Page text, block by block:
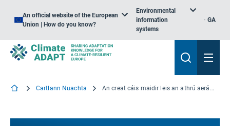
An official website of the European
Union | How do you know?
Environmental
information
systems
GA
Cartlann Nuachta An creat cáis maidir leis an athrú aeráide a neartú